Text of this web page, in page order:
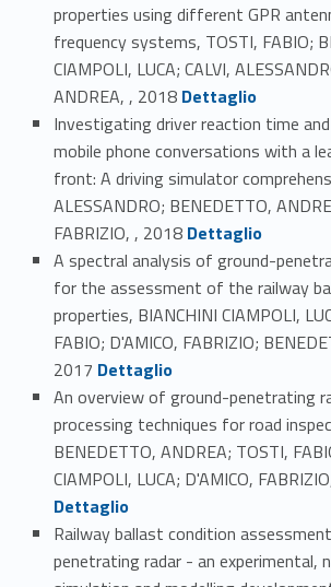
properties using different GPR
frequency systems, TOSTI, FABIO;
CIAMPOLI, LUCA; CALVI,
ANDREA, , 2018Link identifier #identifier_person_16805-14Dettaglio
Investigating driver reaction time
mobile phone conversations with a
front: A driving simulator
ALESSANDRO; BENEDETTO,
FABRIZIO, , 2018Link identifier #identifier_person_130177-15Dettaglio
A spectral analysis of ground-
for the assessment of the railway
properties, BIANCHINI CIAMPOLI,
FABIO; D'AMICO, FABRIZIO;
2017 Link identifier #identifier_person_196777-16
Dettaglio
An overview of ground-penetrating
processing techniques for road
BENEDETTO, ANDREA; TOSTI,
CIAMPOLI, LUCA; D'AMICO,
Dettaglio
Railway ballast condition
penetrating radar - an experimental,